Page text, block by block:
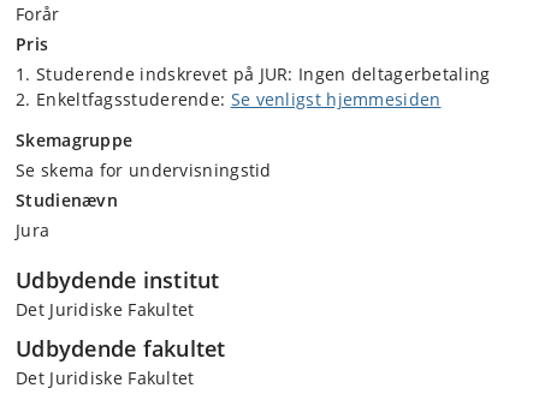
Forår
Pris
Studerende indskrevet på JUR: Ingen deltagerbetaling
Enkeltfagsstuderende: Se venligst hjemmesiden
Skemagruppe
Se skema for undervisningstid
Studienævn
Jura
Udbydende institut
Det Juridiske Fakultet
Udbydende fakultet
Det Juridiske Fakultet